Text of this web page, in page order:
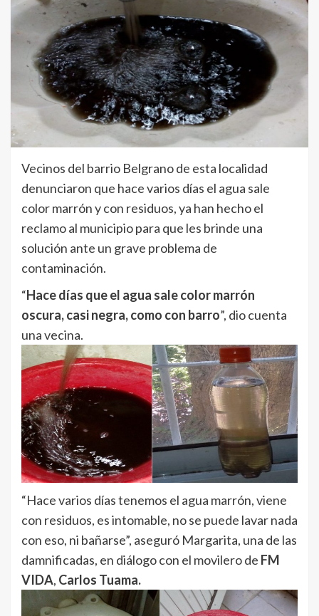
Vecinos del barrio Belgrano de esta localidad
denunciaron que hace varios días el agua sale
color marrón y con residuos, ya han hecho el
reclamo al municipio para que les brinde una
solución ante un grave problema de
contaminación.
“Hace días que el agua sale color marrón
oscura, casi negra, como con barro”, dio cuenta
una vecina.
“Hace varios días tenemos el agua marrón, viene
con residuos, es intomable, no se puede lavar nada
con eso, ni bañarse”, aseguró Margarita, una de las
damnificadas, en diálogo con el movilero de FM
VIDA, Carlos Tuama.